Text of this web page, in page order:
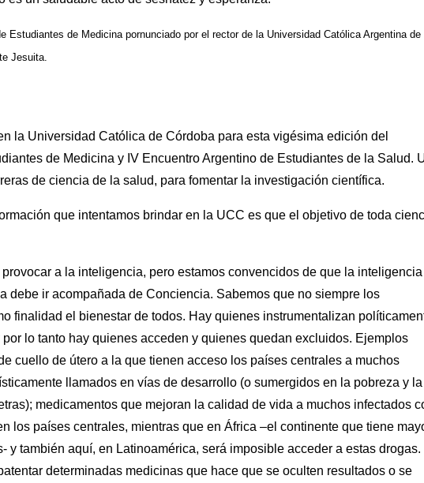
Estudiantes de Medicina pornunciado por el rector de la Universidad Católica Argentina de
Jesuita.
la Universidad Católica de Córdoba para esta vigésima edición del
de Medicina y IV Encuentro Argentino de Estudiantes de la Salud.
de ciencia de la salud, para fomentar la investigación científica.
que intentamos brindar en la UCC es que el objetivo de toda
a la inteligencia, pero estamos convencidos de que la
debe ir acompañada de Conciencia. Sabemos que no siempre los
finalidad el bienestar de todos. Hay quienes instrumentalizan
lo tanto hay quienes acceden y quienes quedan excluidos. Ejemplos
cuello de útero a la que tienen acceso los países centrales a muchos
llamados en vías de desarrollo (o sumergidos en la pobreza y la
medicamentos que mejoran la calidad de vida a muchos infectados
los países centrales, mientras que en África –el continente que tiene
también aquí, en Latinoamérica, será imposible acceder a estas drogas.
determinadas medicinas que hace que se oculten resultados o se